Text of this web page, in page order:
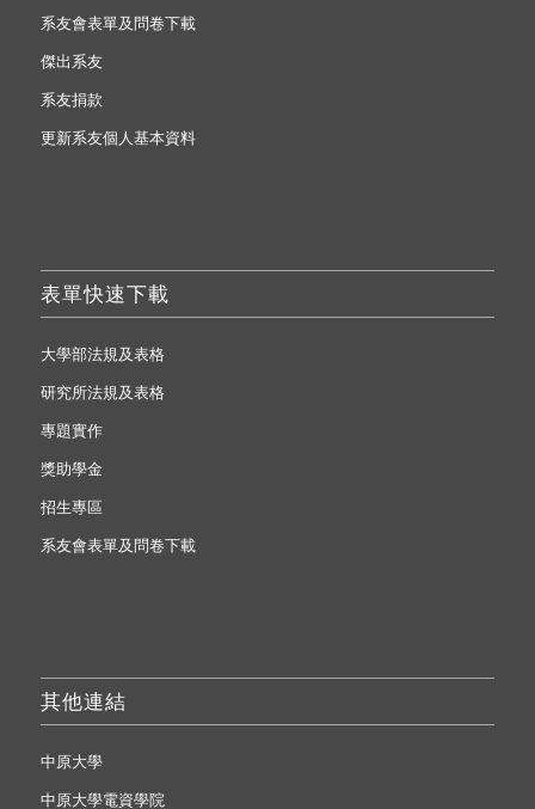
系友會表單及問卷下載
傑出系友
系友捐款
更新系友個人基本資料
表單快速下載
大學部法規及表格
研究所法規及表格
專題實作
獎助學金
招生專區
系友會表單及問卷下載
其他連結
中原大學
中原大學電資學院